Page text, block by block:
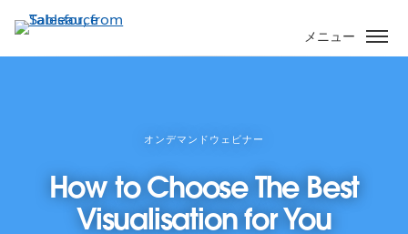
イ
ン
メニュー
オンデマンドウェビナー
How to Choose The Best
Visualisation for You